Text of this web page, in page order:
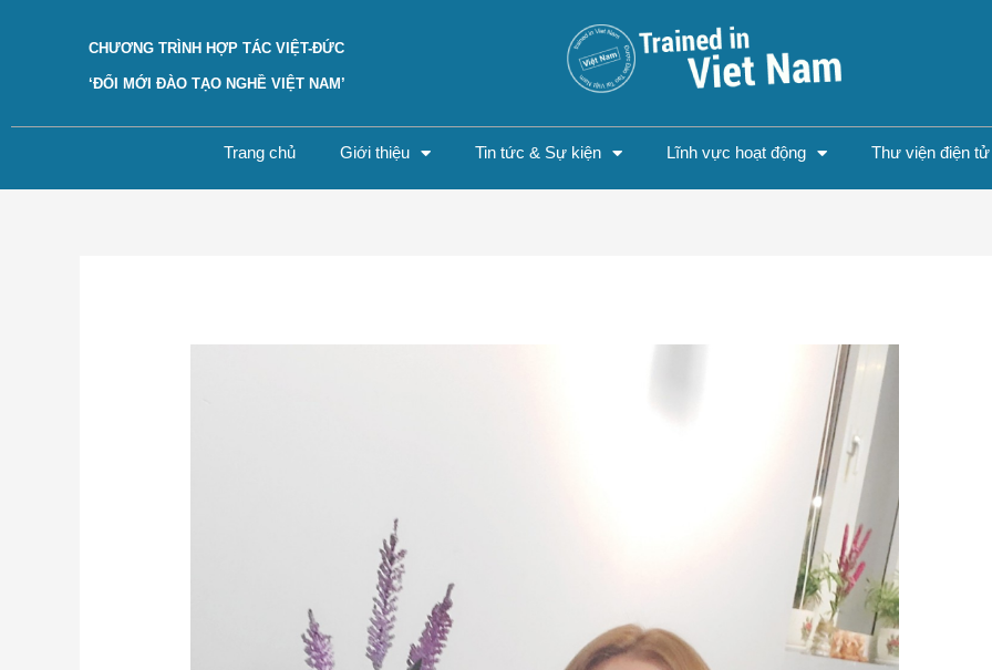
CHƯƠNG TRÌNH HỢP TÁC VIỆT-ĐỨC
‘ĐỔI MỚI ĐÀO TẠO NGHỀ VIỆT NAM’
Trang chủ Giới thiệu Tin tức & Sự kiện Lĩnh vực hoạt động Thư viện điện tử